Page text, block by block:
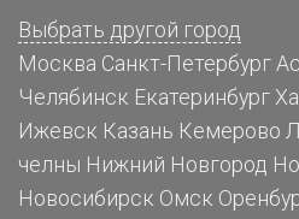
Выбрать другой город
Москва Санкт-Петербург
Челябинск Екатеринбург
Ижевск Казань Кемерово
челны Нижний Новгород
Новосибирск Омск